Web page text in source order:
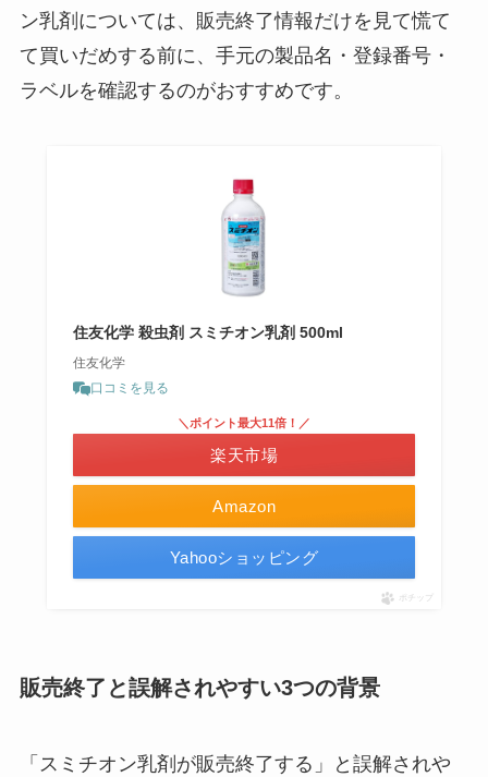
ン乳剤については、販売終了情報だけを見て慌て
て買いだめする前に、手元の製品名・登録番号・
ラベルを確認するのがおすすめです。
住友化学 殺虫剤 スミチオン乳剤 500ml
住友化学
口コミを見る
Amazon
＼ポイント最大11倍！／
楽天市場
Yahooショッピング
ポチップ
販売終了と誤解されやすい3つの背景
「スミチオン乳剤が販売終了する」と誤解されや